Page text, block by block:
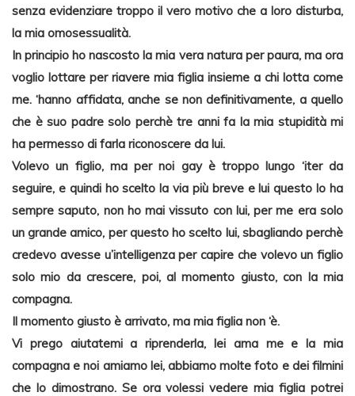
senza evidenziare troppo il vero motivo che a loro disturba,
la mia omosessualità.
In principio ho nascosto la mia vera natura per paura, ma ora
voglio lottare per riavere mia figlia insieme a chi lotta come
me. ‘hanno affidata, anche se non definitivamente, a quello
che è suo padre solo perchè tre anni fa la mia stupidità mi
ha permesso di farla riconoscere da lui.
Volevo un figlio, ma per noi gay è troppo lungo ‘iter da
seguire, e quindi ho scelto la via più breve e lui questo lo ha
sempre saputo, non ho mai vissuto con lui, per me era solo
un grande amico, per questo ho scelto lui, sbagliando perchè
credevo avesse u’intelligenza per capire che volevo un figlio
solo mio da crescere, poi, al momento giusto, con la mia
compagna.
Il momento giusto è arrivato, ma mia figlia non ‘è.
Vi prego aiutatemi a riprenderla, lei ama me e la mia
compagna e noi amiamo lei, abbiamo molte foto e dei filmini
che lo dimostrano. Se ora volessi vedere mia figlia potrei